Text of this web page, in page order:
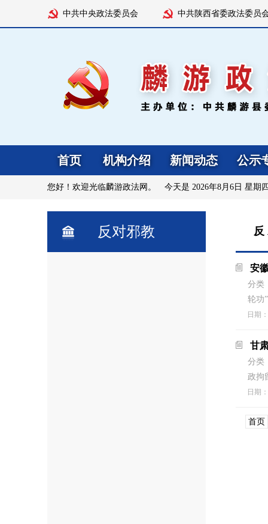
中共中央政法委员会 中共陕西省委政法委员
首页 机构介绍 新闻动态 公示
您好！欢迎光临麟游政法网。 今天是 2026年8月6日 星期
反对邪教
安
分类
轮功
日期：
甘
分类
政拘
日期：
首页